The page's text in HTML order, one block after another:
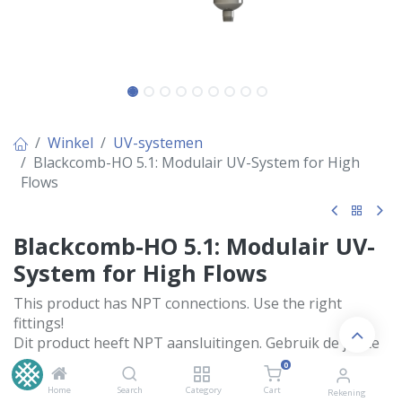
Home Search Category
0
Cart Rekening
Winkel
UV-systemen
Blackcomb-HO 5.1: Modulair UV-System for High
Flows
Blackcomb-HO 5.1: Modulair UV-
System for High Flows
This product has NPT connections. Use the right
fittings!
Dit product heeft NPT aansluitingen. Gebruik de juiste
koppelingen!